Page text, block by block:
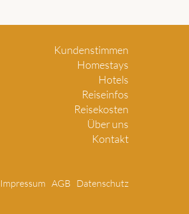
Kundenstimmen
Homestays
Hotels
Reiseinfos
Reisekosten
Über uns
Kontakt
Impressum AGB Datenschutz